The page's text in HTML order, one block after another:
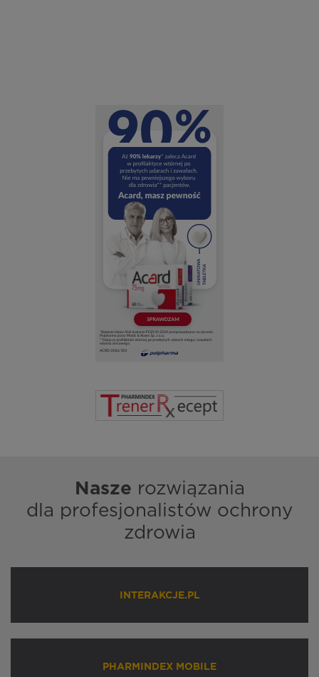
Nasze rozwiązania
dla profesjonalistów ochrony
zdrowia
INTERAKCJE.PL
PHARMINDEX MOBILE